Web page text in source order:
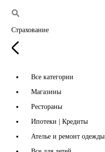
Страхование
Все категории
Магазины
Рестораны
Ипотеки | Кредиты
Ателье и ремонт одежды